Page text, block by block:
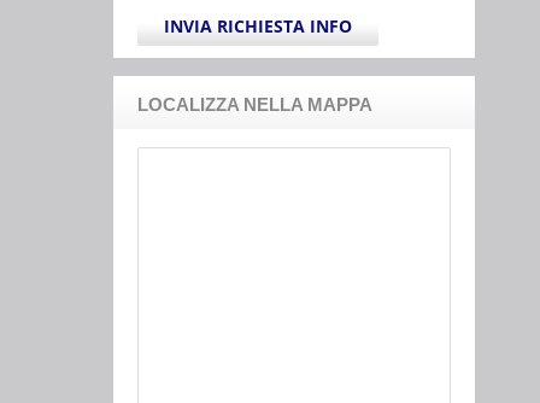
INVIA RICHIESTA INFO
LOCALIZZA NELLA MAPPA